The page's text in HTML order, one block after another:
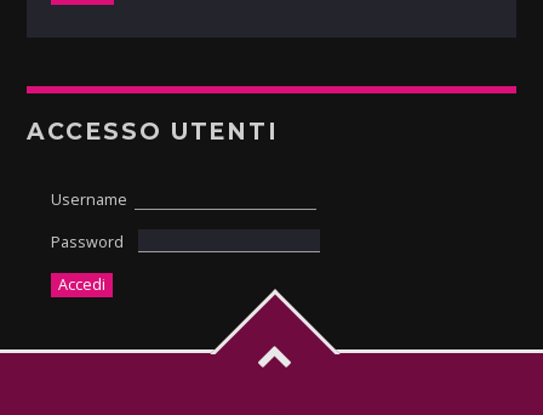
ACCESSO UTENTI
Username
Password